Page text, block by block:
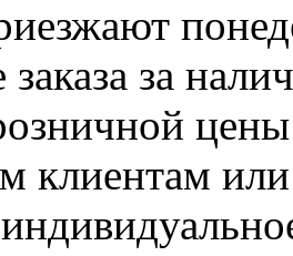
заказа за
клиентам